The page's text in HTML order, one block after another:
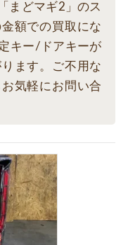
まどマギ2」のス
額での買取にな
キー/ドアキーが
ます。ご不用な
気軽にお問い合